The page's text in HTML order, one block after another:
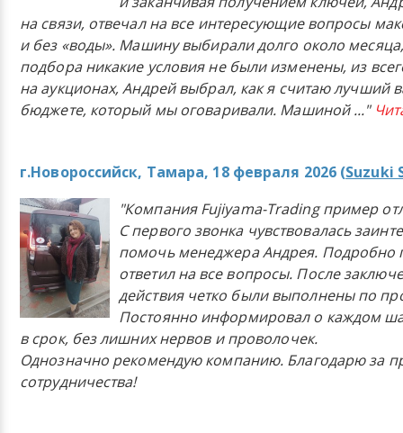
на связи, отвечал на все интересующие вопросы
и без «воды». Машину выбирали долго около
подбора никакие условия не были изменены, из
на аукционах, Андрей выбрал, как я считаю лучший
бюджете, который мы оговаривали. Машиной..."
г.Новороссийск, Тамара, 18 февраля 2026 (Suzuki
"Компания Fujiyama-Trading пример
С первого звонка чувствовалась
помочь менеджера Андрея. Подробно
ответил на все вопросы. После
действия четко были выполнены по
Постоянно информировал о каждом
в срок, без лишних нервов и проволочек.
Однозначно рекомендую компанию. Благодарю за
сотрудничества!